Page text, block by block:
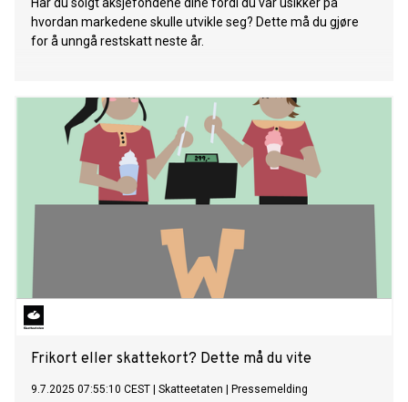
Har du solgt aksjefondene dine fordi du var usikker på
hvordan markedene skulle utvikle seg? Dette må du gjøre
for å unngå restskatt neste år.
Frikort eller skattekort? Dette må du vite
9.7.2025 07:55:10 CEST Skatteetaten Pressemelding